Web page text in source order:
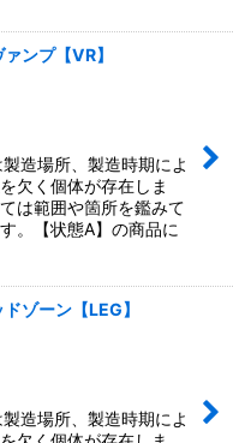
ンプ【VR】
造場所、製造時期によ
欠く個体が存在しま
は範囲や箇所を鑑みて
。【状態A】の商品に
ゾーン【LEG】
造場所、製造時期によ